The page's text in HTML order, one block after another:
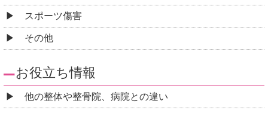
スポーツ傷害
その他
お役立ち情報
他の整体や整骨院、病院との違い